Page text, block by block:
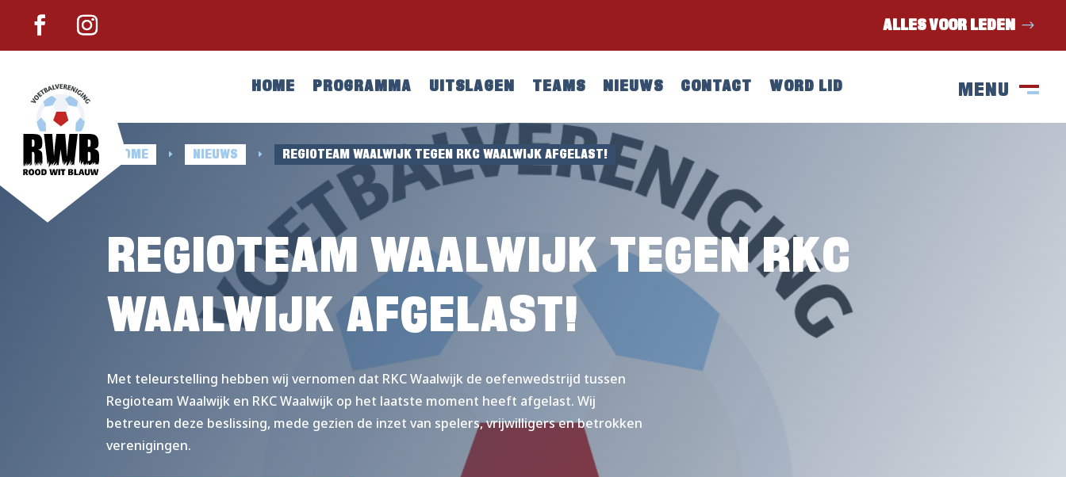
ALLES VOOR LEDEN
HOME PROGRAMMA UITSLAGEN TEAMS NIEUWS CONTACT WORD LID
MENU
SLUIT
M
HOME E NIEUWS E REGIOTEAM WAALWIJK TEGEN RKC WAALWIJK AFGELAST!
REGIOTEAM WAALWIJK TEGEN RKC
WAALWIJK AFGELAST!
Met teleurstelling hebben wij vernomen dat RKC Waalwijk de oefenwedstrijd tussen
Regioteam Waalwijk en RKC Waalwijk op het laatste moment heeft afgelast. Wij
betreuren deze beslissing, mede gezien de inzet van spelers, vrijwilligers en betrokken
verenigingen.